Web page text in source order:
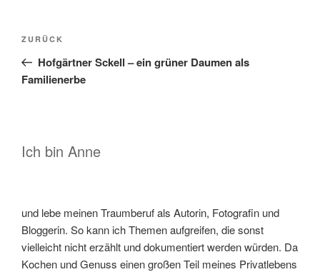
Beitragsnavigation
Vorheriger
Beitrag
ZURÜCK
Hofgärtner Sckell – ein grüner Daumen als
Familienerbe
Ich bin Anne
und lebe meinen Traumberuf als Autorin, Fotografin und
Bloggerin. So kann ich Themen aufgreifen, die sonst
vielleicht nicht erzählt und dokumentiert werden würden. Da
Kochen und Genuss einen großen Teil meines Privatlebens